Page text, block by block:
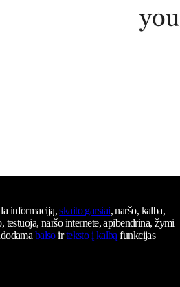
informaciją,skaito garsiai, naršo, kalba,
testuoja, naršo internete, apibendrina, žymi
balsoirteksto į kalbąfunkcijas